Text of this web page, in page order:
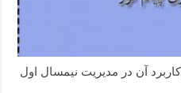
کاربرد آن در مدیریت نیمسال اول